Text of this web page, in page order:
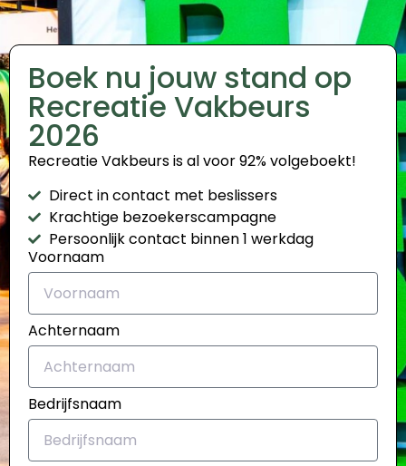
Boek nu jouw stand op
Recreatie Vakbeurs
2026
Recreatie Vakbeurs is al voor 92% volgeboekt!
Direct in contact met beslissers
Krachtige bezoekerscampagne
Persoonlijk contact binnen 1 werkdag
Voornaam
Achternaam
Bedrijfsnaam